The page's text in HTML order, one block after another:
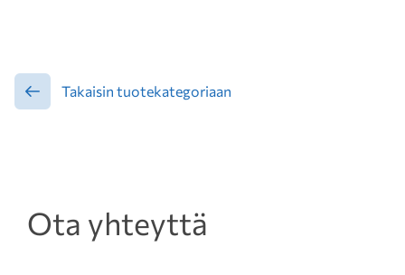
Takaisin tuotekategoriaan
Ota yhteyttä